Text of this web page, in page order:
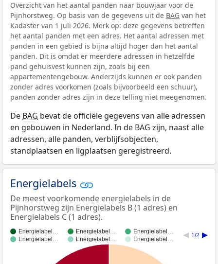
Overzicht van het aantal panden naar bouwjaar voor de
Pijnhorstweg. Op basis van de gegevens uit de BAG van het
Kadaster van 1 juli 2026. Merk op: deze gegevens betreffen
het aantal panden met een adres. Het aantal adressen met
panden in een gebied is bijna altijd hoger dan het aantal
panden. Dit is omdat er meerdere adressen in hetzelfde
pand gehuisvest kunnen zijn, zoals bij een
appartementengebouw. Anderzijds kunnen er ook panden
zonder adres voorkomen (zoals bijvoorbeeld een schuur),
panden zonder adres zijn in deze telling niet meegenomen.
De BAG bevat de officiële gegevens van alle adressen
en gebouwen in Nederland. In de BAG zijn, naast alle
adressen, alle panden, verblijfsobjecten,
standplaatsen en ligplaatsen geregistreerd.
Energielabels
De meest voorkomende energielabels in de
Pijnhorstweg zijn Energielabels B (1 adres) en
Energielabels C (1 adres).
Energielabel… Energielabel…
Energielabel…
Energielabel…
Energielabel… Energielabel…
1/2